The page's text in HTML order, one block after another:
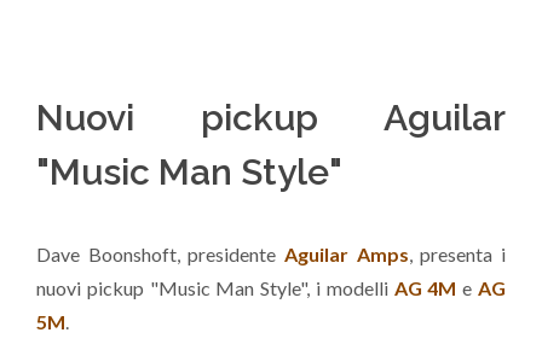
Nuovi pickup Aguilar
"Music Man Style"
Dave Boonshoft, presidente Aguilar Amps , presenta i
nuovi pickup "Music Man Style", i modelli AG 4M e AG
5M